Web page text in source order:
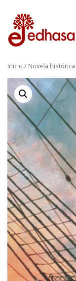
Inicio / Novela histórica